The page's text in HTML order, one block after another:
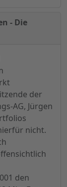
- Die
der
AG, Jürgen
nicht.
den